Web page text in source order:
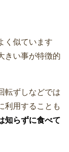
く似ています
きい事が特徴的
転ずしなどでは
利用することも
知らずに食べて